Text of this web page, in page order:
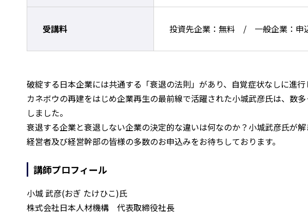
受講料 投資先企業：無料 / 一般企業：申
破綻する日本企業には共通する「衰退の法則」があり、自覚症状なしに進
カネボウの再建をはじめ企業再生の最前線で活躍された小城武彦氏は、数
しました。
衰退する企業と衰退しない企業の決定的な違いは何なのか？小城武彦氏が解
経営者及び経営幹部の皆様の多数のお申込みをお待ちしております。
講師プロフィール
小城 武彦(おぎ たけひこ)氏
株式会社日本人材機構 代表取締役社長